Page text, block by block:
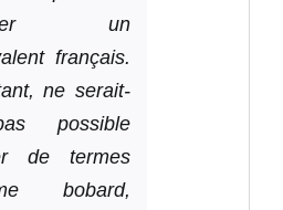
un
français.
ne serait-
possible
de termes
bobard,